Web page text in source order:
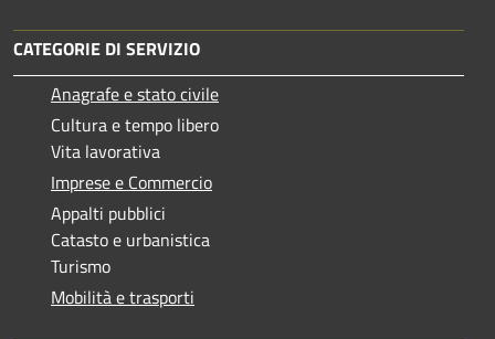
CATEGORIE DI SERVIZIO
Anagrafe e stato civile
Cultura e tempo libero
Vita lavorativa
Imprese e Commercio
Appalti pubblici
Catasto e urbanistica
Turismo
Mobilità e trasporti